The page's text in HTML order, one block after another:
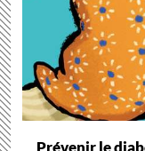
Prévenir le